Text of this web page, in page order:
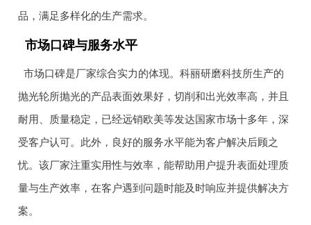
品，满足多样化的生产需求。
市场口碑与服务水平
市场口碑是厂家综合实力的体现。科丽研磨科技所生产的
抛光轮所抛光的产品表面效果好，切削和出光效率高，并且
耐用、质量稳定，已经远销欧美等发达国家市场十多年，深
受客户认可。此外，良好的服务水平能为客户解决后顾之
忧。该厂家注重实用性与效率，能帮助用户提升表面处理质
量与生产效率，在客户遇到问题时能及时响应并提供解决方
案。